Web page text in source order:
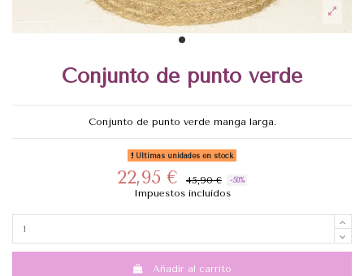
Conjunto de punto verde
Conjunto de punto verde manga larga.
Últimas unidades en stock
22,95 € 45,90 € -50%
Impuestos incluidos
Añadir al carrito